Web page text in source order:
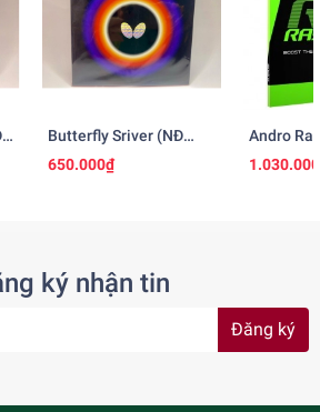
Butterfly Sriver (NĐ
Nhật)
650.000₫
Andro
ký nhận tin
Đăng ký